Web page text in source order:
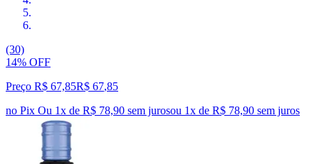
(30)
14% OFF
Preço R$ 67,85R$ 67,85
no Pix Ou 1x de R$ 78,90 sem jurosou 1x de R$ 78,90 sem juros